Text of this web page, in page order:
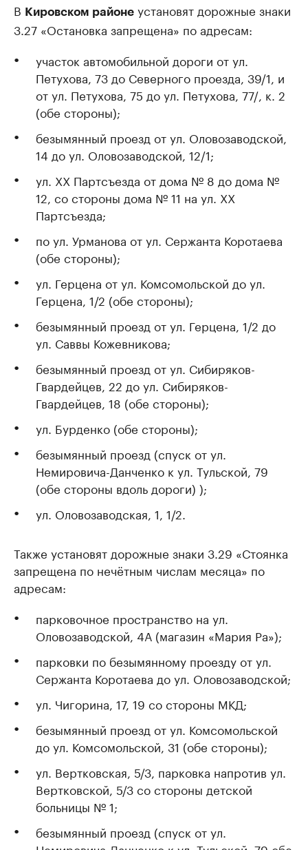
В Кировском районе установят дорожные знаки
3.27 «Остановка запрещена» по адресам:
участок автомобильной дороги от ул.
Петухова, 73 до Северного проезда, 39/1, и
от ул. Петухова, 75 до ул. Петухова, 77/, к. 2
(обе стороны);
безымянный проезд от ул. Оловозаводской,
14 до ул. Оловозаводской, 12/1;
ул. ХХ Партсъезда от дома № 8 до дома №
12, со стороны дома № 11 на ул. ХХ
Партсъезда;
по ул. Урманова от ул. Сержанта Коротаева
(обе стороны);
ул. Герцена от ул. Комсомольской до ул.
Герцена, 1/2 (обе стороны);
безымянный проезд от ул. Герцена, 1/2 до
ул. Саввы Кожевникова;
безымянный проезд от ул. Сибиряков-
Гвардейцев, 22 до ул. Сибиряков-
Гвардейцев, 18 (обе стороны);
ул. Бурденко (обе стороны);
безымянный проезд (спуск от ул.
Немировича-Данченко к ул. Тульской, 79
(обе стороны вдоль дороги) );
ул. Оловозаводская, 1, 1/2.
Также установят дорожные знаки 3.29 «Стоянка
запрещена по нечётным числам месяца» по
адресам:
парковочное пространство на ул.
Оловозаводской, 4А (магазин «Мария Ра»);
парковки по безымянному проезду от ул.
Сержанта Коротаева до ул. Оловозаводской;
ул. Чигорина, 17, 19 со стороны МКД;
безымянный проезд от ул. Комсомольской
до ул. Комсомольской, 31 (обе стороны);
ул. Вертковская, 5/3, парковка напротив ул.
Вертковской, 5/3 со стороны детской
больницы № 1;
безымянный проезд (спуск от ул.